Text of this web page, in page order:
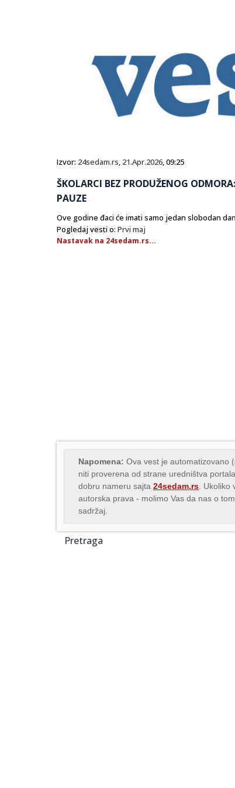
Izvor: 24sedam.rs, 21.Apr.2026, 09:25
ŠKOLARCI BEZ PRODUŽENOG
PAUZE
Ove godine đaci će imati samo jedan slobodan dan
Pogledaj vesti o: Prvi maj
Nastavak na 24sedam.rs...
Napomena: Ova vest je automatizovano
niti proverena od strane uredništva
dobru nameru sajta 24sedam.rs .
autorska prava - molimo Vas da nas o
sadržaj.
Pretraga